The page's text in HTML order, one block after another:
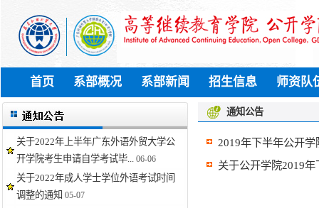
首页 系部概况 系部新闻 招生信息 师资队
关于2022年上半年广东外语外贸大学公
开学院考生申请自学考试毕... 06-06
关于2022年成人学士学位外语考试时间
调整的通知 05-07
通知公告
2019年下半年公开
关于公开学院2019